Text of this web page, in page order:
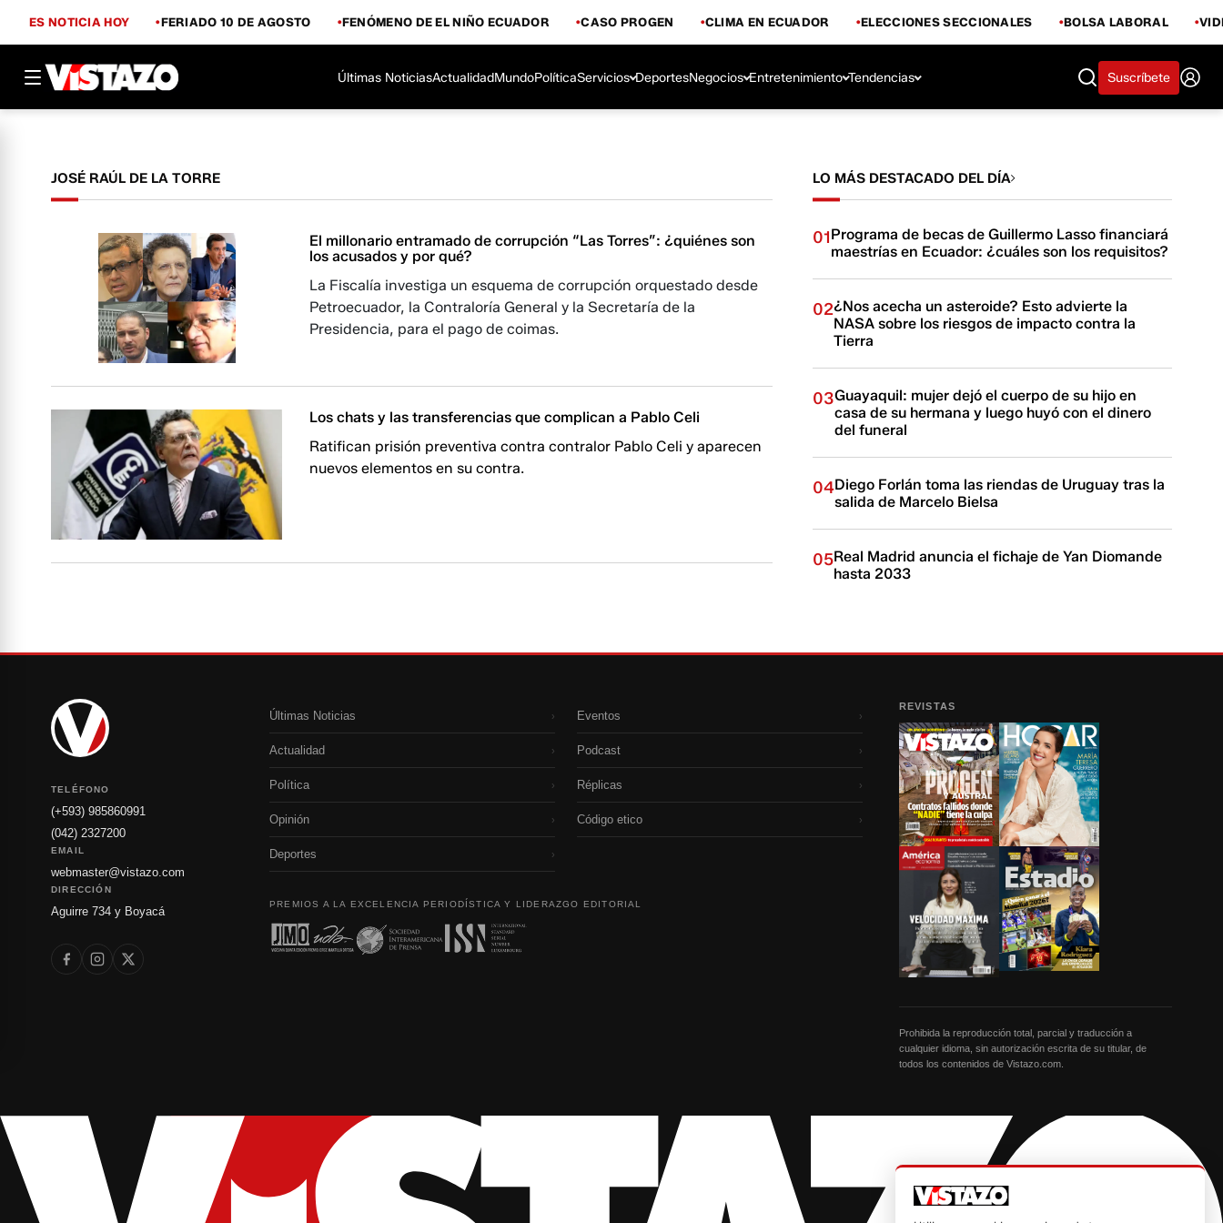
ES NOTICIA HOY FERIADO 10 DE AGOSTO FENÓMENO DE EL NIÑO ECUADOR CASO PROGEN CLIMA EN ECUADOR ELECCIONES SECCIONALES BOLSA LABORAL
Últimas NoticiasActualidadMundoPolíticaServicios DeportesNegocios Entretenimiento Tendencias Suscríbete
JOSÉ RAÚL DE LA TORRE
El millonario entramado de corrupción “Las Torres”: ¿quiénes son
los acusados y por qué?
La Fiscalía investiga un esquema de corrupción orquestado desde
Petroecuador, la Contraloría General y la Secretaría de la
Presidencia, para el pago de coimas.
Los chats y las transferencias que complican a Pablo Celi
Ratifican prisión preventiva contra contralor Pablo Celi y aparecen
nuevos elementos en su contra.
LO MÁS DESTACADO DEL DÍA
01Programa de becas de Guillermo Lasso financiará
maestrías en Ecuador: ¿cuáles son los requisitos?
02¿Nos acecha un asteroide? Esto advierte la
NASA sobre los riesgos de impacto contra la
Tierra
03Guayaquil: mujer dejó el cuerpo de su hijo en
casa de su hermana y luego huyó con el dinero
del funeral
04Diego Forlán toma las riendas de Uruguay tras la
salida de Marcelo Bielsa
05Real Madrid anuncia el fichaje de Yan Diomande
hasta 2033
TELÉFONO
(+593) 985860991
(042) 2327200
EMAIL
webmaster@vistazo.com
DIRECCIÓN
Aguirre 734 y Boyacá
Últimas Noticias ›
Actualidad ›
Política ›
Opinión ›
Deportes ›
Eventos ›
Podcast ›
Réplicas ›
Código etico ›
PREMIOS A LA EXCELENCIA PERIODÍSTICA Y LIDERAZGO EDITORIAL
REVISTAS
Prohibida la reproducción total, parcial y traducción a
cualquier idioma, sin autorización escrita de su titular, de
todos los contenidos de Vistazo.com.